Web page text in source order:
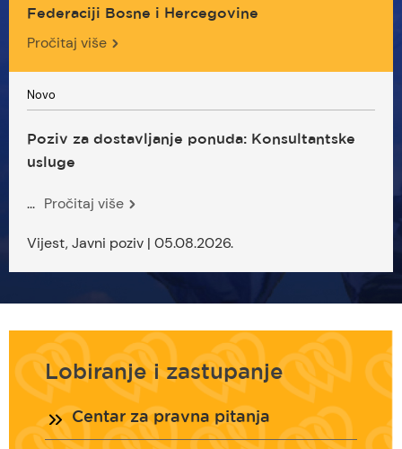
Federaciji Bosne i Hercegovine
Pročitaj više
Novo
Poziv za dostavljanje ponuda: Konsultantske
usluge
... Pročitaj više
Vijest, Javni poziv | 05.08.2026.
Lobiranje i zastupanje
Centar za pravna pitanja